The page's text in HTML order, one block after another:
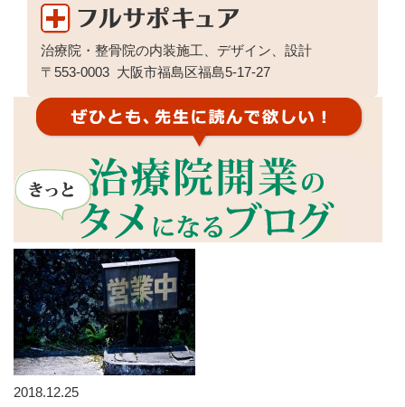
治療院・整骨院の内装施工、デザイン、設計
〒553-0003 大阪市福島区福島5-17-27
2018.12.25